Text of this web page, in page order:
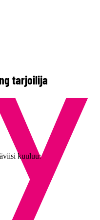
tarjoilija
kuuluu: